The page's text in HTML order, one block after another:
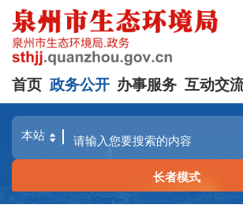
首页 政务公开 办事服务 互动交
长者模式